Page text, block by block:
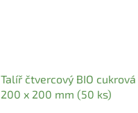
Talíř čtvercový BIO
200 x 200 mm (50 ks)